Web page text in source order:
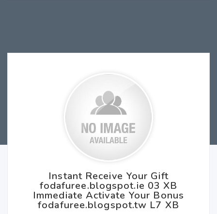
Instant Receive Your Gift
fodafuree.blogspot.ie 03 XB
Immediate Activate Your Bonus
fodafuree.blogspot.tw L7 XB